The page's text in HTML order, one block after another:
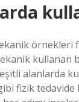
alanlarda
fizik